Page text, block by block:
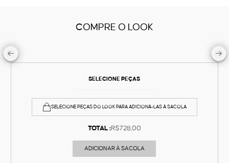
COMPRE O LOOK
SELECIONE PEÇAS
SELECIONE PEÇAS DO LOOK PARA ADICIONÁ-LAS À SACOLA
TOTAL :R$728,00
ADICIONAR À SACOLA